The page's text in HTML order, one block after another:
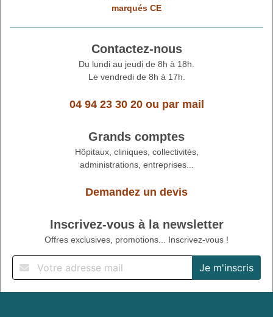
marqués CE
Contactez-nous
Du lundi au jeudi de 8h à 18h.
Le vendredi de 8h à 17h.
04 94 23 30 20ou par mail
Grands comptes
Hôpitaux, cliniques, collectivités,
administrations, entreprises...
Demandez un devis
Inscrivez-vous à la newsletter
Offres exclusives, promotions... Inscrivez-vous !